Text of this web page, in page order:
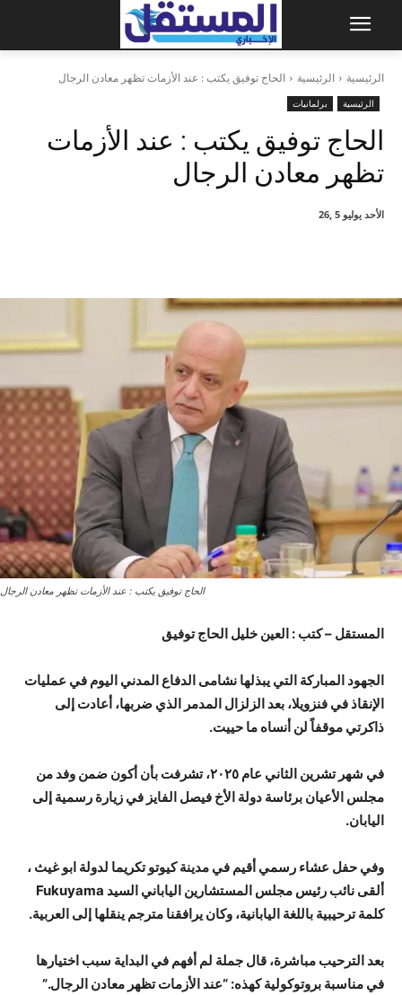
الرئيسية الرئيسية الحاج توفيق يكتب : عند الأزمات تظهر معادن الرجال
الرئيسية برلمانيات
الحاج توفيق يكتب : عند الأزمات
تظهر معادن الرجال
الأحد يوليو 5 ,26
الحاج توفيق يكتب : عند الأزمات تظهر معادن الرجال
المستقل – كتب : العين خليل الحاج توفيق
الجهود المباركة التي يبذلها نشامى الدفاع المدني اليوم في عمليات
الإنقاذ في فنزويلا، بعد الزلزال المدمر الذي ضربها، أعادت إلى
ذاكرتي موقفاً لن أنساه ما حييت.
في شهر تشرين الثاني عام ٢٠٢٥، تشرفت بأن أكون ضمن وفد من
مجلس الأعيان برئاسة دولة الأخ فيصل الفايز في زيارة رسمية إلى
اليابان.
وفي حفل عشاء رسمي أقيم في مدينة كيوتو تكريما لدولة ابو غيث ،
ألقى نائب رئيس مجلس المستشارين الياباني السيد Fukuyama
كلمة ترحيبية باللغة اليابانية، وكان يرافقنا مترجم ينقلها إلى العربية.
بعد الترحيب مباشرة، قال جملة لم أفهم في البداية سبب اختيارها
في مناسبة بروتوكولية كهذه: “عند الأزمات تظهر معادن الرجال.”